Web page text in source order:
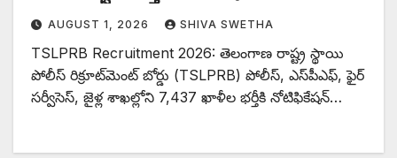
AUGUST 1, 2026 SHIVA SWETHA
TSLPRB Recruitment 2026: తెలంగాణ రాష్ట్ర స్థాయి
పోలీస్‌ రిక్రూట్‌మెంట్‌ బోర్డు (TSLPRB) పోలీస్‌, ఎస్‌పీఎఫ్‌, ఫైర్‌
సర్వీసెస్‌, జైళ్ల శాఖల్లోని 7,437 ఖాళీల భర్తీకి నోటిఫికేషన్‌…